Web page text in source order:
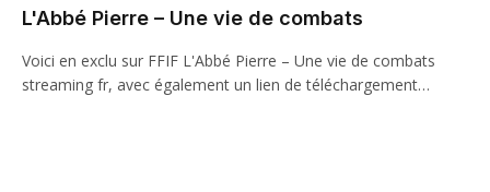
L'Abbé Pierre – Une vie de combats
Voici en exclu sur FFIF L'Abbé Pierre – Une vie de combats
streaming fr, avec également un lien de téléchargement…